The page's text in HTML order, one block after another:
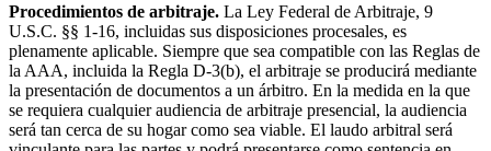
Procedimientos de arbitraje. La Ley Federal de Arbitraje, 9
U.S.C. §§ 1-16, incluidas sus disposiciones procesales, es
plenamente aplicable. Siempre que sea compatible con las Reglas de
la AAA, incluida la Regla D-3(b), el arbitraje se producirá mediante
la presentación de documentos a un árbitro. En la medida en la que
se requiera cualquier audiencia de arbitraje presencial, la audiencia
será tan cerca de su hogar como sea viable. El laudo arbitral será